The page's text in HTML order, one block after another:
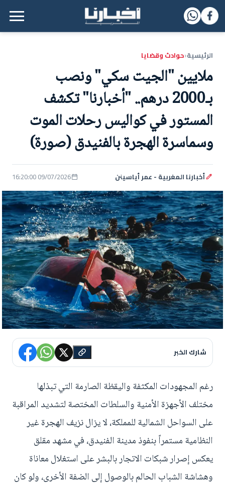
القائمة الرئيسية
الرئيسية‹حوادث وقضايا
ملايين "الجيت سكي" ونصب
بـ2000 درهم.. "أخبارنا" تكشف
المستور في كواليس رحلات الموت
وسماسرة الهجرة بالفنيدق (صورة)
أخبارنا المغربية - عمر أياسينن 09/07/2026 16:20:00
شارك الخبر
رغم المجهودات المكثفة واليقظة الصارمة التي تبذلها
مختلف الأجهزة الأمنية والسلطات المختصة لتشديد المراقبة
على السواحل الشمالية للمملكة، لا يزال نزيف الهجرة غير
النظامية مستمراً بنفوذ مدينة الفنيدق، في مشهد مقلق
يعكس إصرار شبكات الاتجار بالبشر على استغلال معاناة
وهشاشة الشباب الحالم بالوصول إلى الضفة الأخرى، ولو كان